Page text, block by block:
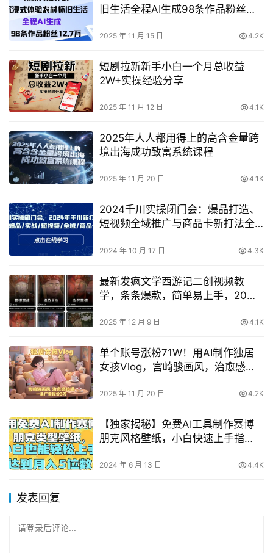
旧生活全程AI生成98条作品粉丝
2025 年 11 月 15 日 4.2K
短剧拉新新手小白一个月总收益
2W+实操经验分享
2025 年 11 月 12 日 4.1K
2025年人人都用得上的高含金量跨
境出海成功致富系统课程
2025 年 11 月 20 日 4.1K
2024千川实操闭门会：爆品打造、
短视频全域推广与商品卡新打法全
2024 年 10 月 17 日 4.3K
最新发疯文学西游记二创视频教
学，条条爆款，简单易上手，20分
2025 年 12 月 9 日 4.1K
单个账号涨粉71W！用AI制作独居
女孩Vlog，宫崎骏画风，治愈感拉
2025 年 11 月 20 日 4.2K
【独家揭秘】免费AI工具制作赛博
朋克风格壁纸，小白快速上手指
2024 年 6 月 13 日 4.4K
发表回复
请登录后评论...